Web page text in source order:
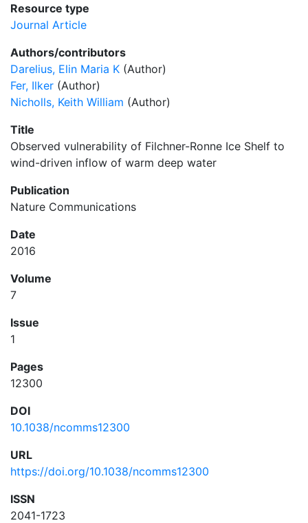
Resource type
Journal Article
Authors/contributors
Darelius, Elin Maria K (Author)
Fer, Ilker (Author)
Nicholls, Keith William (Author)
Title
Observed vulnerability of Filchner-Ronne Ice Shelf to
wind-driven inflow of warm deep water
Publication
Nature Communications
Date
2016
Volume
7
Issue
1
Pages
12300
DOI
10.1038/ncomms12300
URL
https://doi.org/10.1038/ncomms12300
ISSN
2041-1723